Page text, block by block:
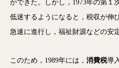
ができた。しかし，1973年の第１
低迷するようになると，税収が伸
急速に進行し，福祉財源などの安
このため，1989年には， 消費税導